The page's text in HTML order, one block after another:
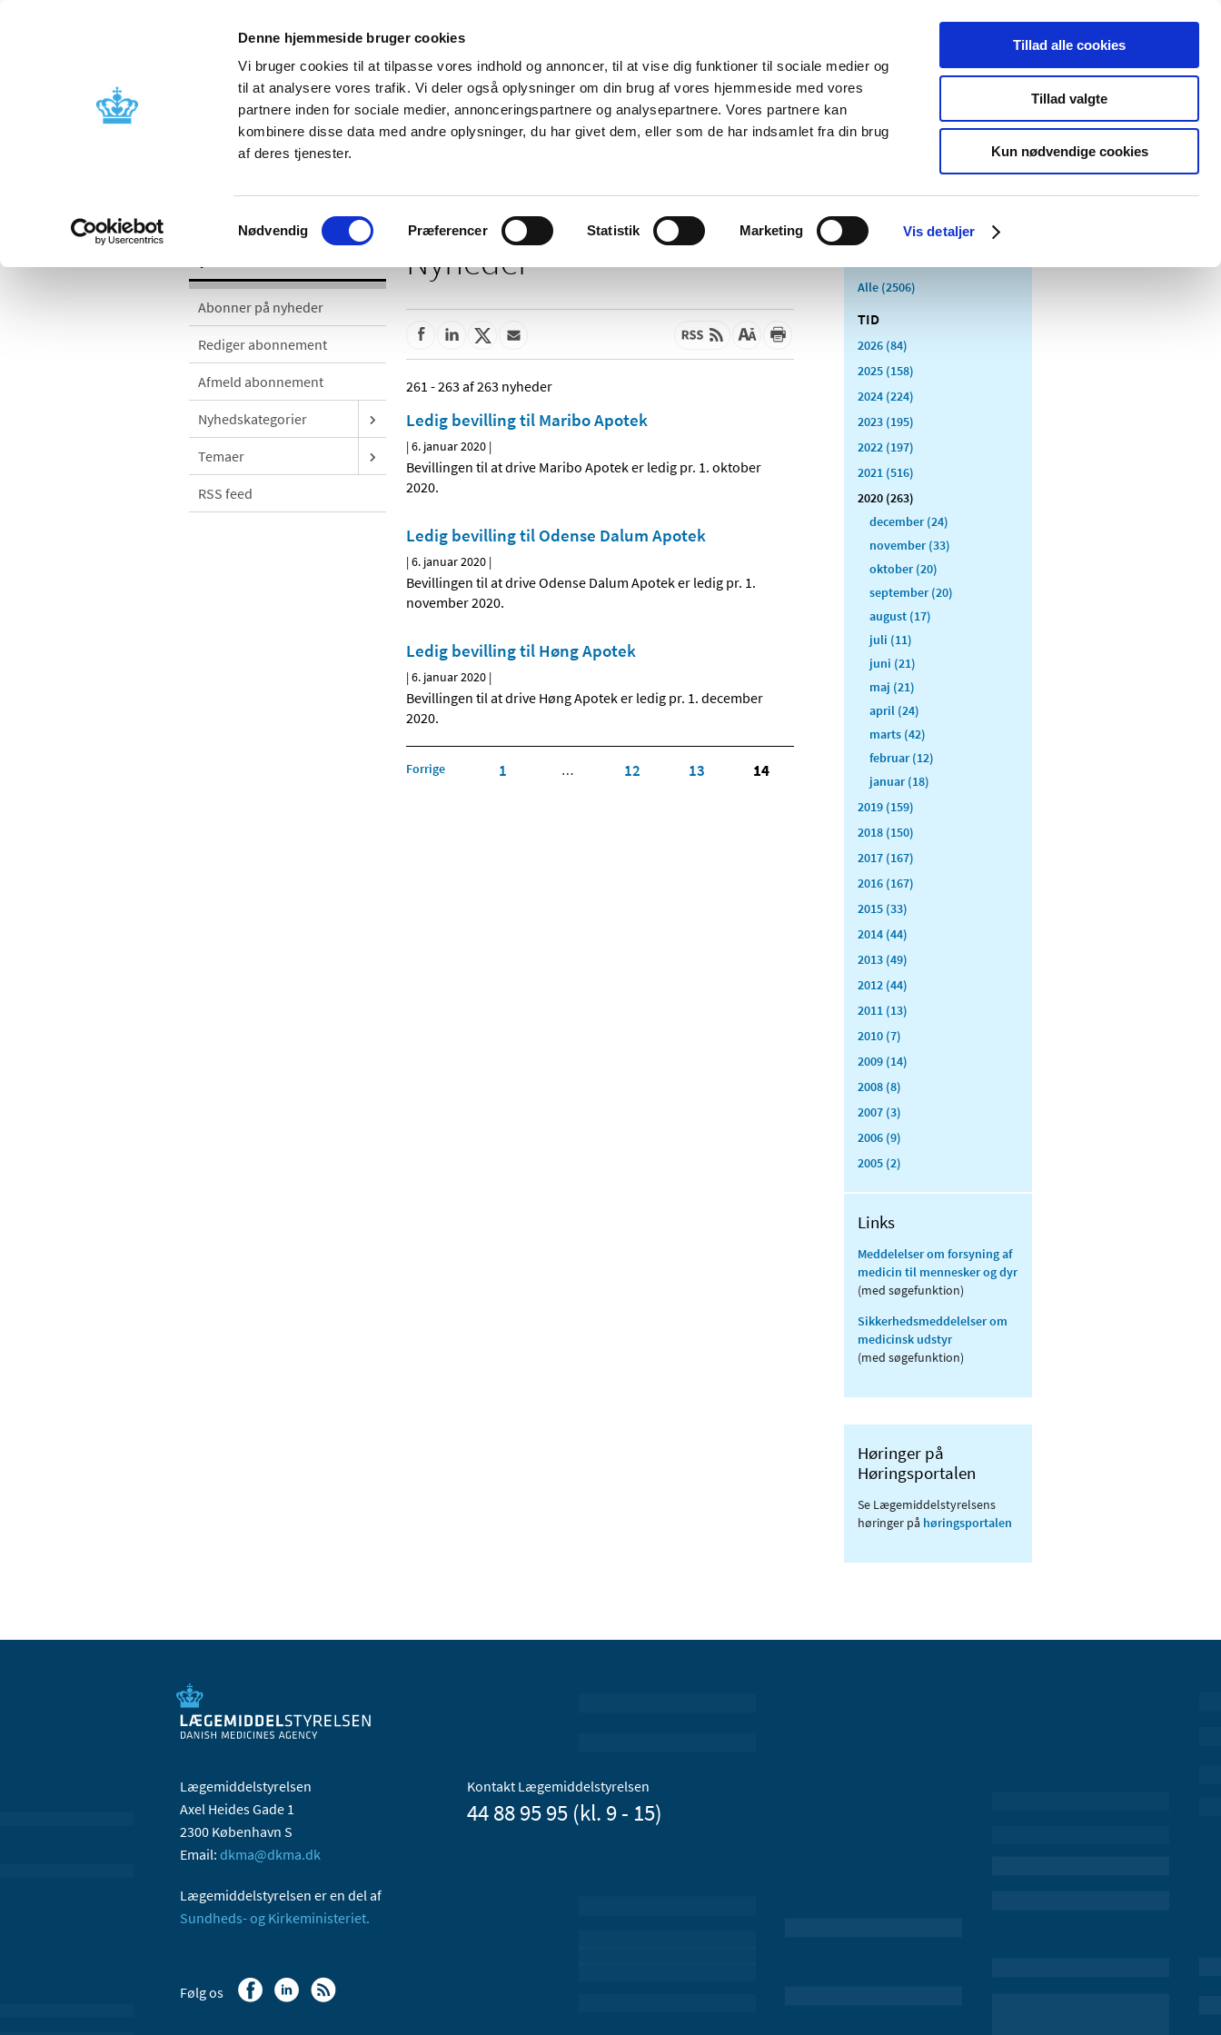
Denne hjemmeside bruger cookies
Vi bruger cookies til at tilpasse vores indhold og annoncer, til at vise dig funktioner til sociale medier og
til at analysere vores trafik. Vi deler også oplysninger om din brug af vores hjemmeside med vores
partnere inden for sociale medier, annonceringspartnere og analysepartnere. Vores partnere kan
kombinere disse data med andre oplysninger, du har givet dem, eller som de har indsamlet fra din brug
af deres tjenester.
Samtykkevalg
Nødvendig Præferencer Statistik Marketing Vis detaljer
Tillad alle cookies
Tillad valgte
Kun nødvendige cookies
Nyheder Om os Kontakt Udgivelser
Godkendelse og
Bivirkninger og
produktinformation
Tilskud og
Apoteker og salg af
Medicinsk
Særlige
produktområder
Abonner på nyheder
Rediger abonnement
Afmeld abonnement
Nyhedskategorier
Temaer
RSS feed
Nyheder
261 - 263 af 263 nyheder
Ledig bevilling til Maribo Apotek
|6. januar 2020 |
Bevillingen til at drive Maribo Apotek er ledig pr. 1. oktober
2020.
Ledig bevilling til Odense Dalum Apotek
|6. januar 2020 |
Bevillingen til at drive Odense Dalum Apotek er ledig pr. 1.
november 2020.
Ledig bevilling til Høng Apotek
|6. januar 2020 |
Bevillingen til at drive Høng Apotek er ledig pr. 1. december
2020.
Forrige 1 … 12 13 14
Alle (2506)
TID
2026 (84)
2025 (158)
2024 (224)
2023 (195)
2022 (197)
2021 (516)
2020 (263)
december (24)
november (33)
oktober (20)
september (20)
august (17)
juli (11)
juni (21)
maj (21)
april (24)
marts (42)
februar (12)
januar (18)
2019 (159)
2018 (150)
2017 (167)
2016 (167)
2015 (33)
2014 (44)
2013 (49)
2012 (44)
2011 (13)
2010 (7)
2009 (14)
2008 (8)
2007 (3)
2006 (9)
2005 (2)
Links
Meddelelser om forsyning af
medicin til mennesker og dyr
(med søgefunktion)
Sikkerhedsmeddelelser om
medicinsk udstyr
(med søgefunktion)
Høringer på
Høringsportalen
Se Lægemiddelstyrelsens
høringer på høringsportalen
Lægemiddelstyrelsen
Axel Heides Gade 1
2300 København S
Email: dkma@dkma.dk
Lægemiddelstyrelsen er en del af
Sundheds- og Kirkeministeriet.
Kontakt Lægemiddelstyrelsen
44 88 95 95 (kl. 9 - 15)
Følg os